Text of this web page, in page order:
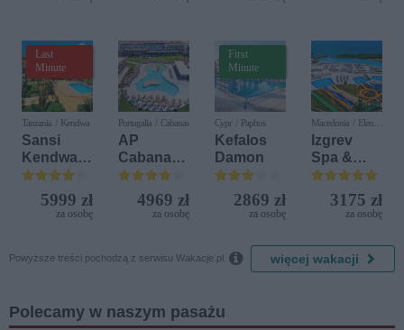
Diamonds
Last
Minute
Tanzania / Kendwa
Sansi
Kendwa
Beach
Resort
5999 zł
za osobę
Portugalia / Cabanas
AP
Cabanas
Beach &
Nature
4969 zł
za osobę
First
Minute
Cypr / Paphos
Kefalos
Damon
2869 zł
za osobę
Macedonia / Elen
Kamen
Izgrev
Spa &
Aquapark
3175 zł
za osobę
Powyższe treści pochodzą z serwisu Wakacje.pl.  więcej wakacji
Polecamy w naszym pasażu